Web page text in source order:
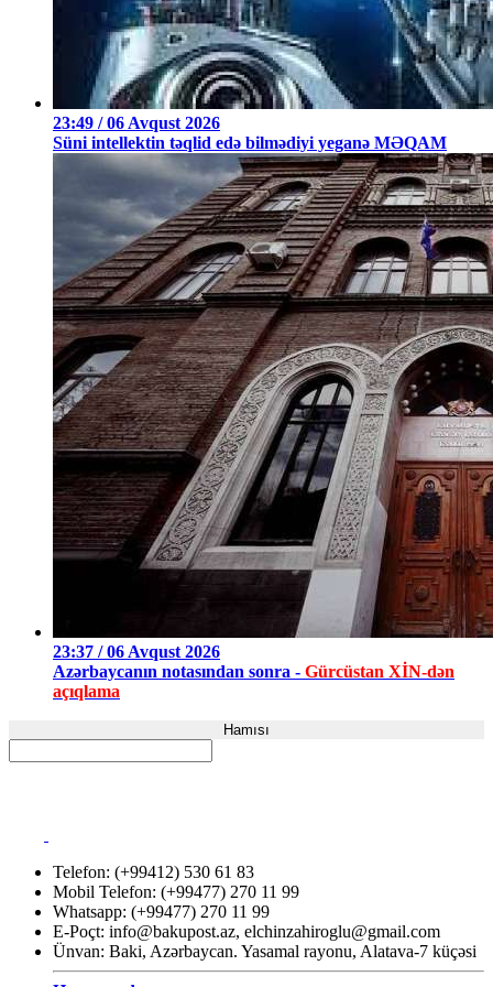
23:49 / 06 Avqust 2026
Süni intellektin təqlid edə bilmədiyi yeganə MƏQAM
23:37 / 06 Avqust 2026
Azərbaycanın notasından sonra - Gürcüstan XİN-dən
açıqlama
Hamısı
Telefon: (+99412) 530 61 83
Mobil Telefon: (+99477) 270 11 99
Whatsapp: (+99477) 270 11 99
E-Poçt: info@bakupost.az, elchinzahiroglu@gmail.com
Ünvan: Baki, Azərbaycan. Yasamal rayonu, Alatava-7 küçəsi